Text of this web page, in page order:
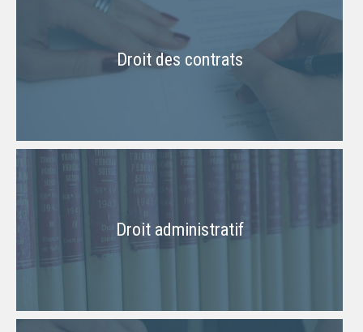
Droit des contrats
Droit administratif